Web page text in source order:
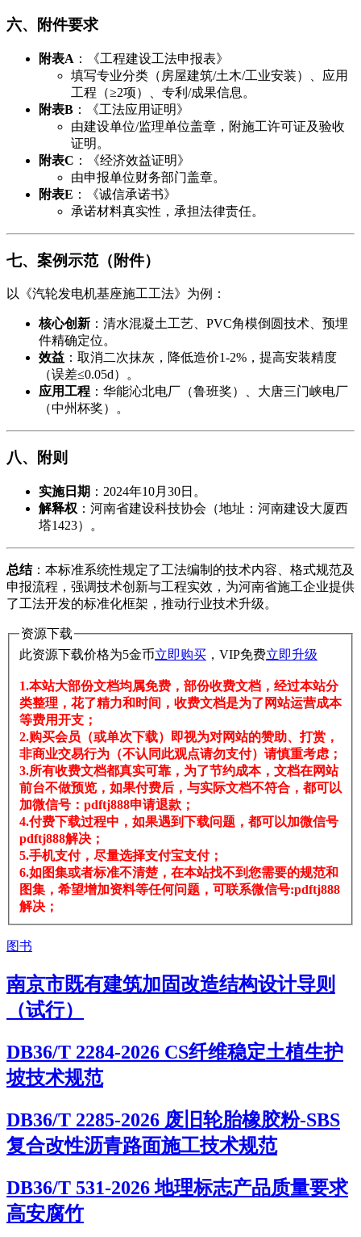
​六、附件要求​
​附表A​ ​：《工程建设工法申报表》
填写专业分类（房屋建筑/土木/工业安装）、应用
工程（≥2项）、专利/成果信息。
​附表B​ ​：《工法应用证明》
由建设单位/监理单位盖章，附施工许可证及验收
证明。
​附表C​ ​：《经济效益证明》
由申报单位财务部门盖章。
​附表E​ ​：《诚信承诺书》
承诺材料真实性，承担法律责任。
​七、案例示范（附件）​
以《汽轮发电机基座施工工法》为例：
​核心创新​ ​：清水混凝土工艺、PVC角模倒圆技术、预埋
件精确定位。
​效益​ ​：取消二次抹灰，降低造价1-2%，提高安装精度
（误差≤0.05d）。
​应用工程​ ​：华能沁北电厂（鲁班奖）、大唐三门峡电厂
（中州杯奖）。
​八、附则​
​实施日期​ ​：2024年10月30日。
​解释权​ ​：河南省建设科技协会（地址：河南建设大厦西
塔1423）。
​总结​​：本标准系统性规定了工法编制的技术内容、格式规范及
申报流程，强调技术创新与工程实效，为河南省施工企业提供
了工法开发的标准化框架，推动行业技术升级。
资源下载
此资源下载价格为5金币立即购买 ，VIP免费立即升级
1.本站大部份文档均属免费，部份收费文档，经过本站分
类整理，花了精力和时间，收费文档是为了网站运营成本
等费用开支；
2.购买会员（或单次下载）即视为对网站的赞助、打赏，
非商业交易行为（不认同此观点请勿支付）请慎重考虑；
3.所有收费文档都真实可靠，为了节约成本，文档在网站
前台不做预览，如果付费后，与实际文档不符合，都可以
加微信号：pdftj888申请退款；
4.付费下载过程中，如果遇到下载问题，都可以加微信号
pdftj888解决；
5.手机支付，尽量选择支付宝支付；
6.如图集或者标准不清楚，在本站找不到您需要的规范和
图集，希望增加资料等任何问题，可联系微信号:pdftj888
解决；
图书
南京市既有建筑加固改造结构设计导则
（试行）
DB36/T 2284-2026 CS纤维稳定土植生护
坡技术规范
DB36/T 2285-2026 废旧轮胎橡胶粉-SBS
复合改性沥青路面施工技术规范
DB36/T 531-2026 地理标志产品质量要求
高安腐竹